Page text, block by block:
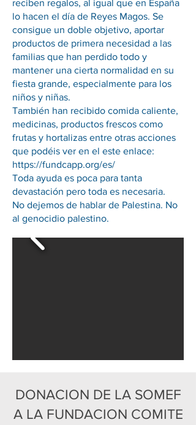
reciben regalos, al igual que en España
lo hacen el día de Reyes Magos. Se
consigue un doble objetivo, aportar
productos de primera necesidad a las
familias que han perdido todo y
mantener una cierta normalidad en su
fiesta grande, especialmente para los
niños y niñas.
También han recibido comida caliente,
medicinas, productos frescos como
frutas y hortalizas entre otras acciones
que podéis ver en el este enlace:
https://fundcapp.org/es/
Toda ayuda es poca para tanta
devastación pero toda es necesaria.
No dejemos de hablar de Palestina. No
al genocidio palestino.
DONACION DE LA SOMEF
A LA FUNDACION COMITE